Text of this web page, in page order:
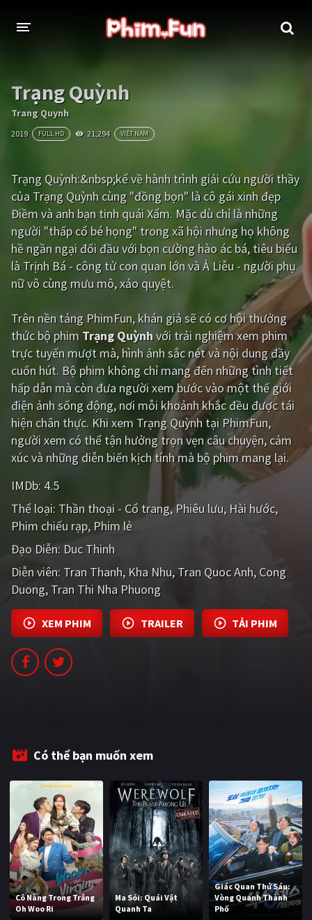
Thần thoại - Cổ trang
Tâm lý
Kinh dị Tội phạm - Hình sự
Phiêu lưu Hài hước
Viễn tưởng Khoa học - Tài liệu
Hoạt hình Thể thao
Giật gân Gia đình
Bí ẩn Lịch sử
Viễn Tây Tiểu sử
GameShow DramaTV
QUỐC GIA
Âu - Mỹ Trung Quốc - Hồng Kông
Hàn Quốc Nhật Bản
Ấn Độ
Tổng hợp
CẬP NHẬT
PHIM MỚI
PHIM BỘ
TUYỂN TẬP PHIM
BLOG
Trạng Quỳnh
Trang Quynh
2019 FULL HD 21,294 VIỆT NAM
Trạng Quỳnh:&nbsp;kể về hành trình giải cứu người thầy
của Trạng Quỳnh cùng "đồng bọn" là cô gái xinh đẹp
Điềm và anh bạn tinh quái Xẩm. Mặc dù chỉ là những
người "thấp cổ bé họng" trong xã hội nhưng họ không
hề ngần ngại đối đầu với bọn cường hào ác bá, tiêu biểu
là Trịnh Bá - công tử con quan lớn và Ả Liễu - người phụ
nữ vô cùng mưu mô, xảo quyệt.
Trên nền tảng PhimFun, khán giả sẽ có cơ hội thưởng
thức bộ phim Trạng Quỳnhvới trải nghiệm xem phim
trực tuyến mượt mà, hình ảnh sắc nét và nội dung đầy
cuốn hút. Bộ phim không chỉ mang đến những tình tiết
hấp dẫn mà còn đưa người xem bước vào một thế giới
điện ảnh sống động, nơi mỗi khoảnh khắc đều được tái
hiện chân thực. Khi xem Trạng Quỳnh tại PhimFun,
người xem có thể tận hưởng trọn vẹn câu chuyện, cảm
xúc và những diễn biến kịch tính mà bộ phim mang lại.
IMDb: 4.5
Thể loại: Thần thoại - Cổ trang Phiêu lưu Hài hước
Phim chiếu rạp Phim lẻ
Đạo Diễn: Duc Thinh
Diễn viên: Tran Thanh Kha Nhu Tran Quoc Anh Cong
Duong Tran Thi Nha Phuong
XEM PHIM TRAILER TẢI PHIM
Có thể bạn muốn xem
Cô Nàng Trong Trắng
Oh Woo Ri
Ma Sói: Quái Vật
Quanh Ta
Giác Quan Thứ Sáu:
Vòng Quanh Thành
Phố